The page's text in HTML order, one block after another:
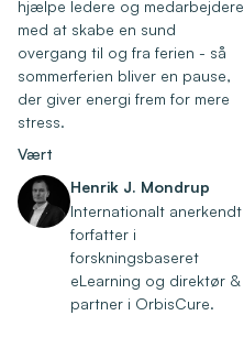
hjælpe ledere og medarbejdere
med at skabe en sund
overgang til og fra ferien - så
sommerferien bliver en pause,
der giver energi frem for mere
stress.
Vært
Henrik J. Mondrup
Internationalt anerkendt
forfatter i
forskningsbaseret
eLearning og direktør &
partner i OrbisCure.